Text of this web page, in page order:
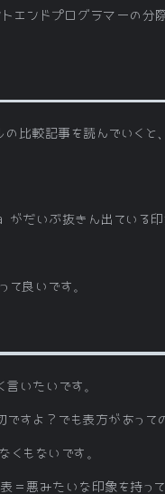
エンドプログラマーの
比較記事を読んでいく
だいぶ抜きん出ている印
て良いです。
いたいです。
すよ？でも表方があっての
くもないです。
＝悪みたいな印象を持っ